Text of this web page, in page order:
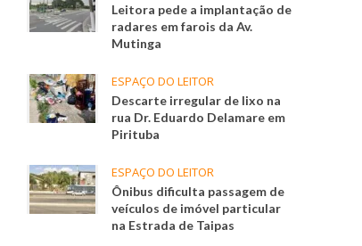
Leitora pede a implantação de
radares em farois da Av.
Mutinga
ESPAÇO DO LEITOR
Descarte irregular de lixo na
rua Dr. Eduardo Delamare em
Pirituba
ESPAÇO DO LEITOR
Ônibus dificulta passagem de
veículos de imóvel particular
na Estrada de Taipas